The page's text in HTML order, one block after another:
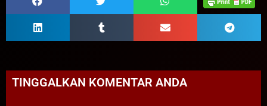
TINGGALKAN KOMENTAR ANDA